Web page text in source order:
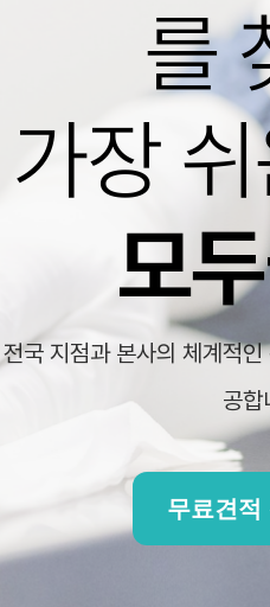
를
가장
모
전국 지점과 본사의 체계적
공합
무료견적